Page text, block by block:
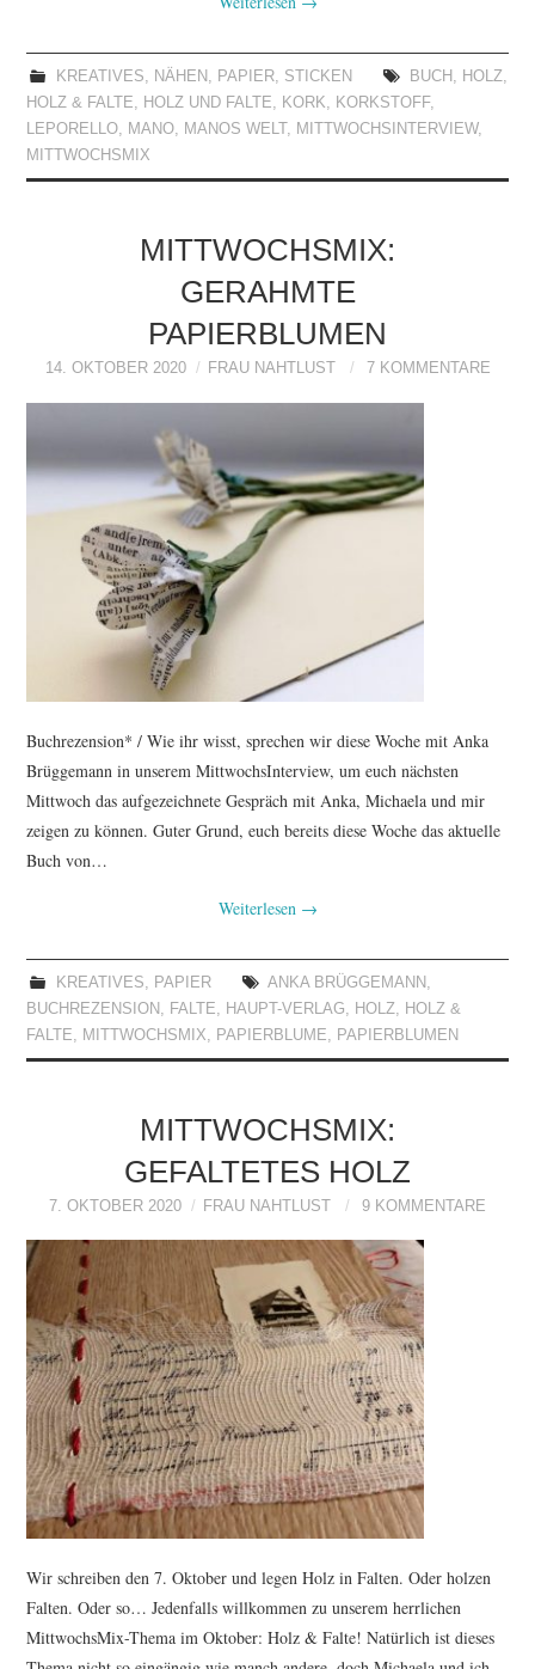
KREATIVES, NÄHEN , PAPIER, STICKEN BUCH , HOLZ,
HOLZ & FALTE, HOLZ UND FALTE, KORK, KORKSTOFF,
LEPORELLO, MANO, MANOS WELT , MITTWOCHSINTERVIEW,
MITTWOCHSMIX
MITTWOCHSMIX:
GERAHMTE
PAPIERBLUMEN
14. OKTOBER 2020 FRAU NAHTLUST 7 KOMMENTARE
Buchrezension* / Wie ihr wisst, sprechen wir diese Woche mit Anka
Brüggemann in unserem MittwochsInterview, um euch nächsten
Mittwoch das aufgezeichnete Gespräch mit Anka, Michaela und mir
zeigen zu können. Guter Grund, euch bereits diese Woche das aktuelle
Buch von…
Weiterlesen →
KREATIVES PAPIER ANKA BRÜGGEMANN
BUCHREZENSION
FALTE HAUPT-VERLAG HOLZ
HOLZ &
FALTE
MITTWOCHSMIX PAPIERBLUME PAPIERBLUMEN
MITTWOCHSMIX:
GEFALTETES HOLZ
7. OKTOBER 2020 FRAU NAHTLUST 9 KOMMENTARE
Wir schreiben den 7. Oktober und legen Holz in Falten. Oder holzen
Falten. Oder so… Jedenfalls willkommen zu unserem herrlichen
MittwochsMix-Thema im Oktober: Holz & Falte! Natürlich ist dieses